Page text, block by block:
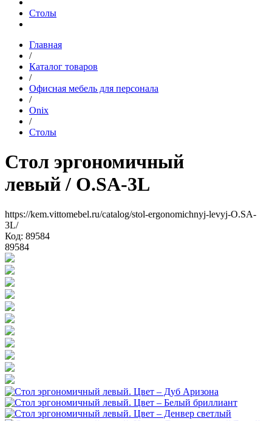
Столы
Главная
/
Каталог товаров
/
Офисная мебель для персонала
/
Onix
/
Столы
Стол эргономичный
левый / O.SA-3L
https://kem.vittomebel.ru/catalog/stol-ergonomichnyj-levyj-O.SA-
3L/
Код: 89584
89584